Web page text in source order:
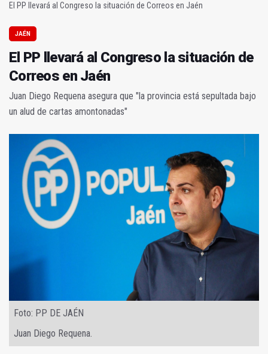
El PP llevará al Congreso la situación de Correos en Jaén
JAÉN
El PP llevará al Congreso la situación de
Correos en Jaén
Juan Diego Requena asegura que "la provincia está sepultada bajo
un alud de cartas amontonadas"
Foto: PP DE JAÉN
Juan Diego Requena.